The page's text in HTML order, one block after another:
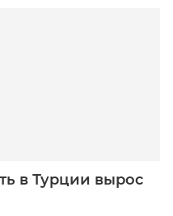
в Турции вырос